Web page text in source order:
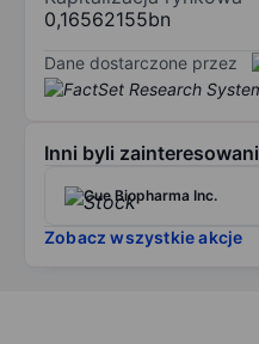
0,16562155bn
Dane dostarczone przez
Inni byli zainteresowani
Cue Biopharma Inc.
Zobacz wszystkie akcje